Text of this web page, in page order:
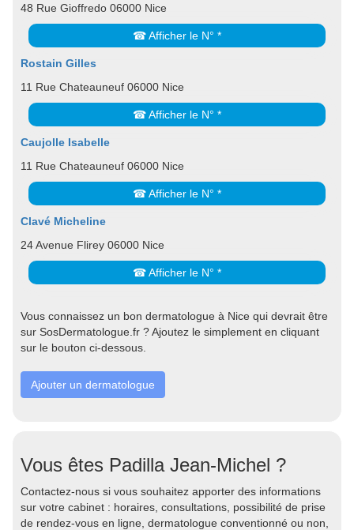
48 Rue Gioffredo 06000 Nice
☎ Afficher le N° *
Rostain Gilles
11 Rue Chateauneuf 06000 Nice
☎ Afficher le N° *
Caujolle Isabelle
11 Rue Chateauneuf 06000 Nice
☎ Afficher le N° *
Clavé Micheline
24 Avenue Flirey 06000 Nice
☎ Afficher le N° *
Vous connaissez un bon dermatologue à Nice qui devrait être
sur SosDermatologue.fr ? Ajoutez le simplement en cliquant
sur le bouton ci-dessous.
Ajouter un dermatologue
Vous êtes Padilla Jean-Michel ?
Contactez-nous si vous souhaitez apporter des informations
sur votre cabinet : horaires, consultations, possibilité de prise
de rendez-vous en ligne, dermatologue conventionné ou non,